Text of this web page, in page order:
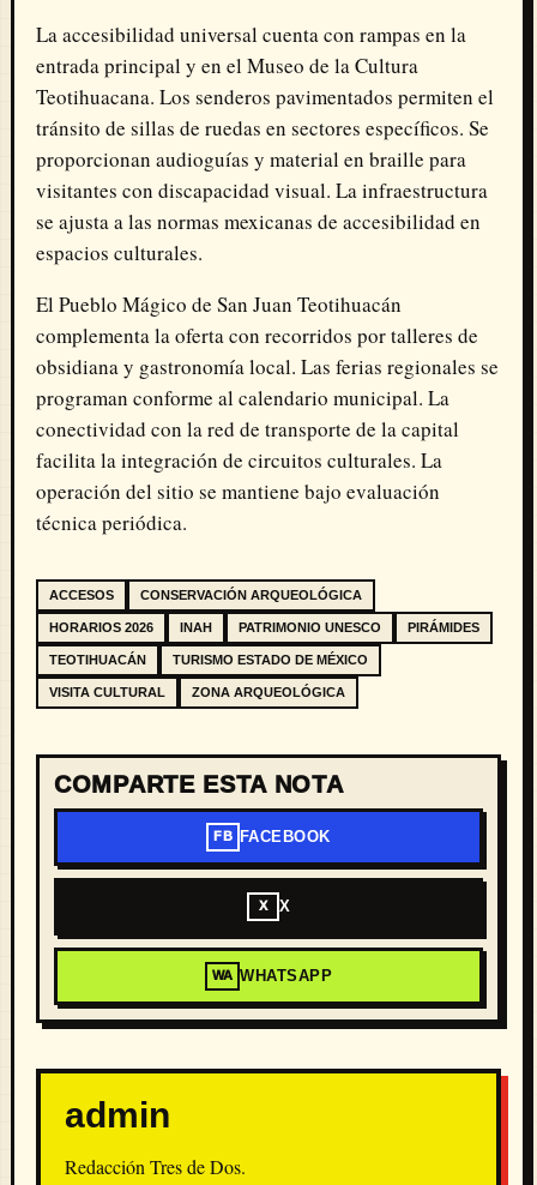
La accesibilidad universal cuenta con rampas en la
entrada principal y en el Museo de la Cultura
Teotihuacana. Los senderos pavimentados permiten el
tránsito de sillas de ruedas en sectores específicos. Se
proporcionan audioguías y material en braille para
visitantes con discapacidad visual. La infraestructura
se ajusta a las normas mexicanas de accesibilidad en
espacios culturales.
El Pueblo Mágico de San Juan Teotihuacán
complementa la oferta con recorridos por talleres de
obsidiana y gastronomía local. Las ferias regionales se
programan conforme al calendario municipal. La
conectividad con la red de transporte de la capital
facilita la integración de circuitos culturales. La
operación del sitio se mantiene bajo evaluación
técnica periódica.
ACCESOS CONSERVACIÓN ARQUEOLÓGICA
HORARIOS 2026 INAH PATRIMONIO UNESCO PIRÁMIDES
TEOTIHUACÁN TURISMO ESTADO DE MÉXICO
VISITA CULTURAL ZONA ARQUEOLÓGICA
COMPARTE ESTA NOTA
FB FACEBOOK
X X
WA WHATSAPP
admin
Redacción Tres de Dos.